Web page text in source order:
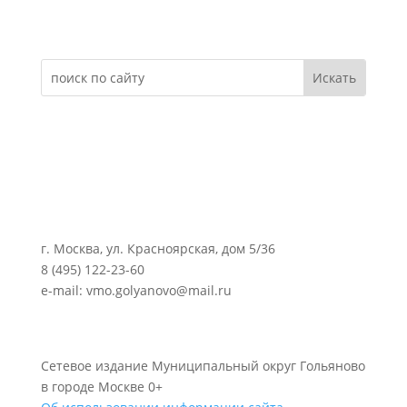
г. Москва, ул. Красноярская, дом 5/36
8 (495) 122-23-60
e-mail: vmo.golyanovo@mail.ru
Сетевое издание Муниципальный округ Гольяново
в городе Москве 0+